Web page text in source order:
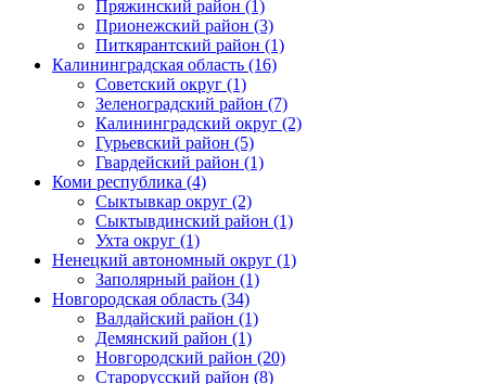
Пряжинский район (1)
Прионежский район (3)
Питкярантский район (1)
Калининградская область (16)
Советский округ (1)
Зеленоградский район (7)
Калининградский округ (2)
Гурьевский район (5)
Гвардейский район (1)
Коми республика (4)
Сыктывкар округ (2)
Сыктывдинский район (1)
Ухта округ (1)
Ненецкий автономный округ (1)
Заполярный район (1)
Новгородская область (34)
Валдайский район (1)
Демянский район (1)
Новгородский район (20)
Старорусский район (8)